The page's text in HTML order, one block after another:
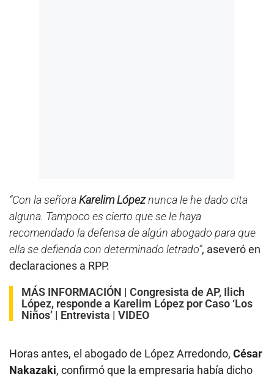
“Con la señoraKarelim Lópeznunca le he dado cita
alguna. Tampoco es cierto que se le haya
recomendado la defensa de algún abogado para que
ella se defienda con determinado letrado”, aseveró en
declaraciones a RPP.
MÁS INFORMACIÓN | Congresista de AP, Ilich
López, responde a Karelim López por Caso ‘Los
Niños’ | Entrevista | VIDEO
Horas antes, el abogado de López Arredondo, César
Nakazaki, confirmó que la empresaria había dicho